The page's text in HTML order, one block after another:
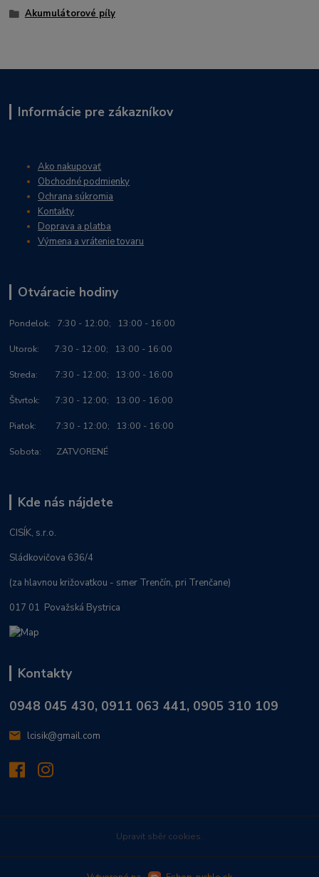
Akumulátorové píly
Informácie pre zákazníkov
Ako nakupovať
Obchodné podmienky
Ochrana súkromia
Kontakty
Doprava a platba
Výmena a vrátenie tovaru
Otváracie hodiny
Pondelok: 7:30 - 12:00; 13:00 - 16:00
Utorok: 7:30 - 12:00; 13:00 - 16:00
Streda: 7:30 - 12:00; 13:00 - 16:00
Štvrtok: 7:30 - 12:00; 13:00 - 16:00
Piatok: 7:30 - 12:00; 13:00 - 16:00
Sobota: ZATVORENÉ
Kde nás nájdete
CISÍK, s.r.o.
Sládkovičova 636/4
(za hlavnou križovatkou - smer Trenčín, pri Trenčane)
017 01 Považská Bystrica
Kontakty
0948 045 430, 0911 063 441, 0905 310 109
lcisik@gmail.com
Upravit sběr cookies.